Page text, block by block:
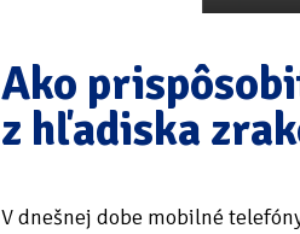
Ako
z hľadiska
V dnešnej dobe mobilné